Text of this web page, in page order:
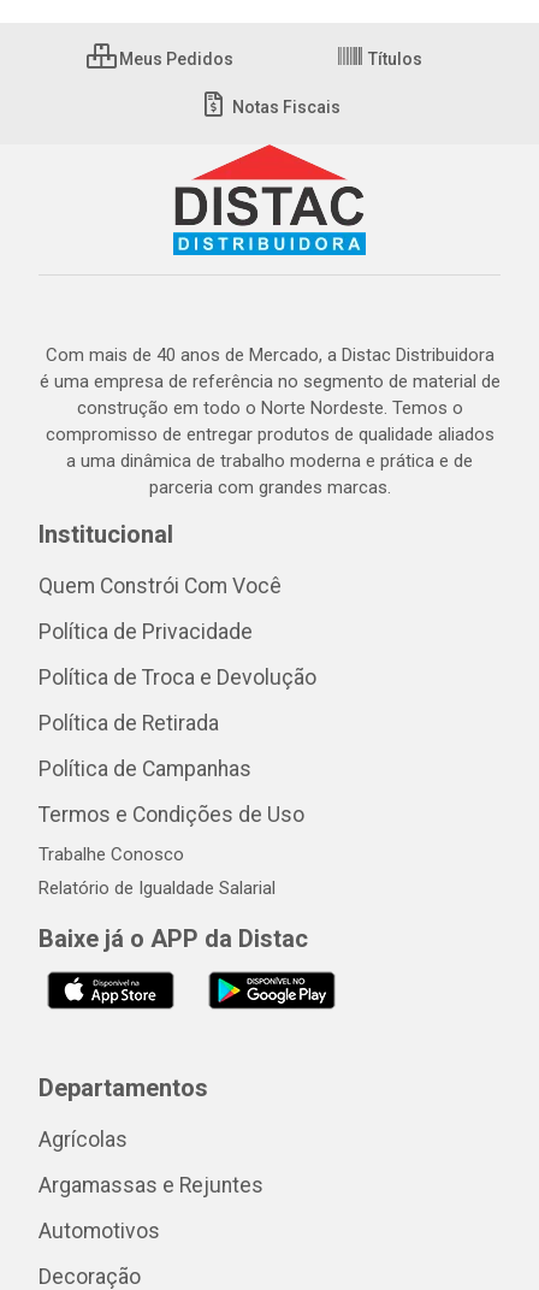
Meus Pedidos Títulos
Notas Fiscais
Com mais de 40 anos de Mercado, a Distac Distribuidora
é uma empresa de referência no segmento de material de
construção em todo o Norte Nordeste. Temos o
compromisso de entregar produtos de qualidade aliados
a uma dinâmica de trabalho moderna e prática e de
parceria com grandes marcas.
Institucional
Quem Constrói Com Você
Política de Privacidade
Política de Troca e Devolução
Política de Retirada
Política de Campanhas
Termos e Condições de Uso
Trabalhe Conosco
Relatório de Igualdade Salarial
Baixe já o APP da Distac
Departamentos
Agrícolas
Argamassas e Rejuntes
Automotivos
Decoração